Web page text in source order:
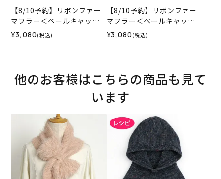
【8/10予約】リボンファー
マフラー＜ペールキャット0
5WH＞（編み物 材料セッ
ト）
¥3,080 (税込)
【8/10予約】リボンファー
マフラー＜ペールキャット0
6N＞（編み物 材料セット）
¥3,080 (税込)
他のお客様はこちらの商品も見て
います